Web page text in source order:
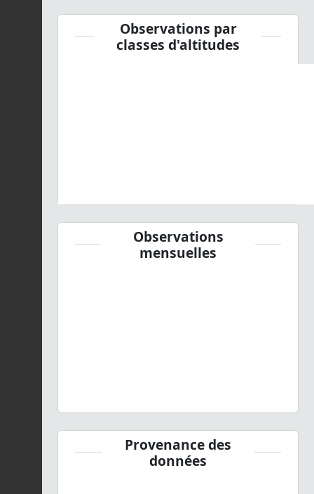
Observations par
classes d'altitudes
Observations
mensuelles
Provenance des
données